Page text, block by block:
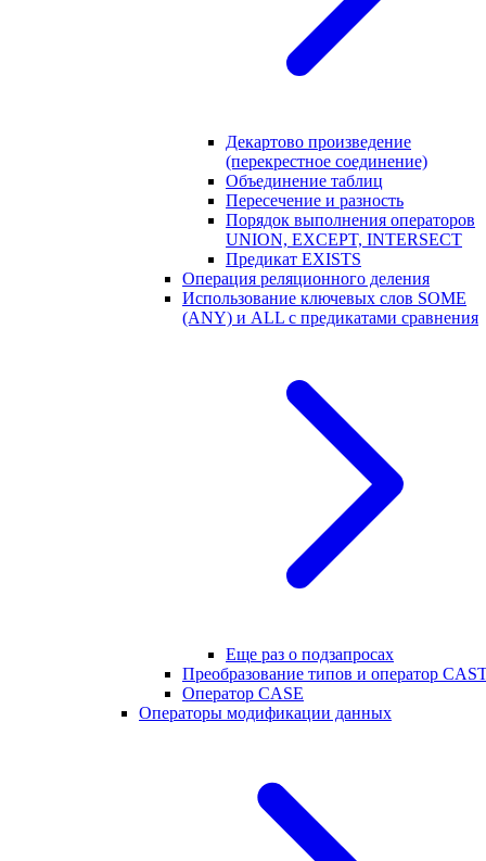
Декартово произведение
(перекрестное соединение)
Объединение таблиц
Пересечение и разность
Порядок выполнения операторов
UNION, EXCEPT, INTERSECT
Предикат EXISTS
Операция реляционного деления
Использование ключевых слов SOME
(ANY) и ALL с предикатами сравнения
Еще раз о подзапросах
Преобразование типов и оператор
Оператор CASE
Операторы модификации данных